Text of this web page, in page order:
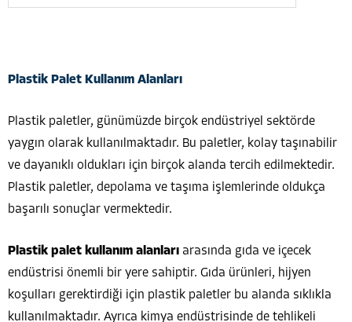
Plastik Palet Kullanım Alanları
Plastik paletler, günümüzde birçok endüstriyel sektörde
yaygın olarak kullanılmaktadır. Bu paletler, kolay taşınabilir
ve dayanıklı oldukları için birçok alanda tercih edilmektedir.
Plastik paletler, depolama ve taşıma işlemlerinde oldukça
başarılı sonuçlar vermektedir.
Plastik palet kullanım alanları arasında gıda ve içecek
endüstrisi önemli bir yere sahiptir. Gıda ürünleri, hijyen
koşulları gerektirdiği için plastik paletler bu alanda sıklıkla
kullanılmaktadır. Ayrıca kimya endüstrisinde de tehlikeli